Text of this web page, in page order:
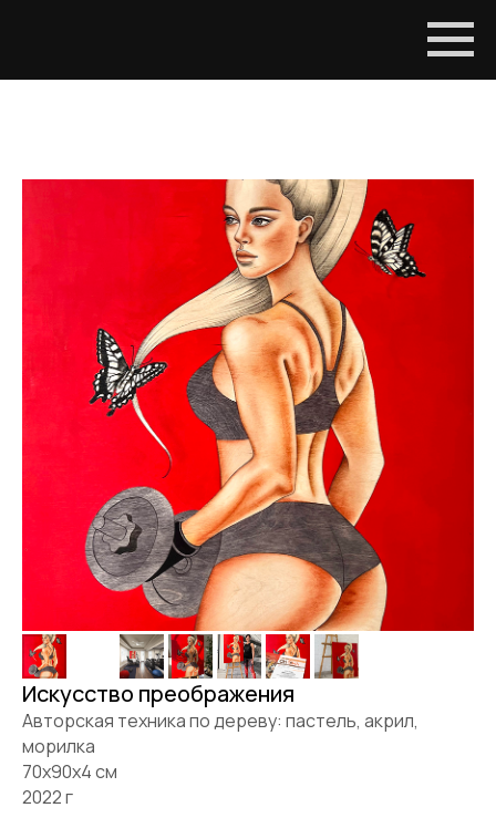
Искусство преображения
Авторская техника по дереву: пастель, акрил,
морилка
70х90х4 см
2022 г